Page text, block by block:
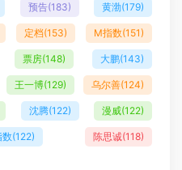
预告(183) 黄渤(179)
定档(153) M指数(151)
票房(148) 大鹏(143)
王一博(129) 乌尔善(124)
沈腾(122) 漫威(122)
数(122) 陈思诚(118)